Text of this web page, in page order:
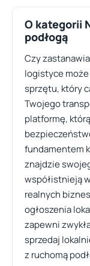
O kategorii
podłogą
Czy
logistyce
sprzętu, który
Twojego
platformę,
fundamentem
znajdzie
współistnieją
realnych
ogłoszenia
zapewni
sprzedaj
z ruchomą